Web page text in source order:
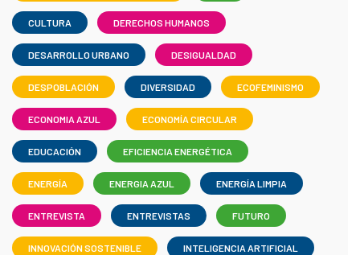
CULTURA DERECHOS HUMANOS
DESARROLLO URBANO DESIGUALDAD
DESPOBLACIÓN DIVERSIDAD ECOFEMINISMO
ECONOMIA AZUL ECONOMÍA CIRCULAR
EDUCACIÓN EFICIENCIA ENERGÉTICA
ENERGÍA ENERGIA AZUL ENERGÍA LIMPIA
ENTREVISTA ENTREVISTAS FUTURO
INNOVACIÓN SOSTENIBLE INTELIGENCIA ARTIFICIAL